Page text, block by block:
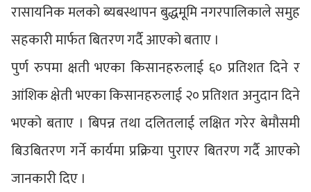
रासायनिक मलको ब्यबस्थापन बुद्धमूमि नगरपालिकाले समुह
सहकारी मार्फत बितरण गर्दै आएको बताए ।
पुर्ण रुपमा क्षती भएका किसानहरुलाई ६० प्रतिशत दिने र
आंशिक क्षेती भएका किसानहरुलाई २० प्रतिशत अनुदान दिने
भएको बताए । बिपन्न तथा दलितलाई लक्षित गरेर बेमौसमी
बिउबितरण गर्ने कार्यमा प्रक्रिया पुराएर बितरण गर्दै आएको
जानकारी दिए ।